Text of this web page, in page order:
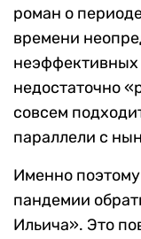
роман о
времени
неэффективных
недостаточно
совсем
параллели с
Именно
пандемии
Ильича». Это